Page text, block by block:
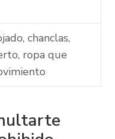
chanclas,
ropa que